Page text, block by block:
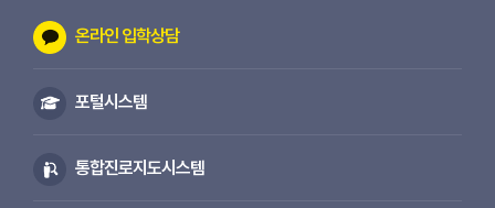
온라인 입학상담
포털시스템
통합진로지도시스템